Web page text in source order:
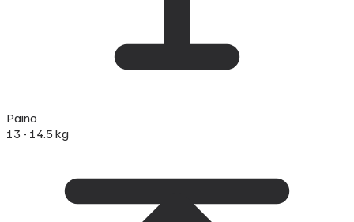
Paino
13 - 14.5 kg